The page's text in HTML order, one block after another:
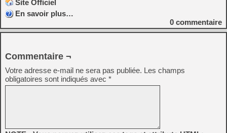
Site Officiel
En savoir plus…
0 commentaire
Commentaire ¬
Votre adresse e-mail ne sera pas publiée. Les champs
obligatoires sont indiqués avec *